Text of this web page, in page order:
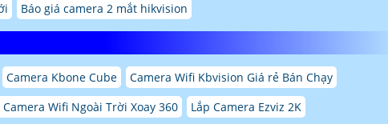
Báo giá camera 2 mắt hikvision
Camera Kbone Cube
Camera Wifi Kbvision Giá rẻ Bán Chạy
Camera Wifi Ngoài Trời Xoay 360
Lắp Camera Ezviz 2K